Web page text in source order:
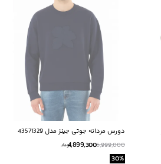
دورس مردانه جوتی جینز مدل 43571329
6,999,000
4,899,300تومانــ
30%